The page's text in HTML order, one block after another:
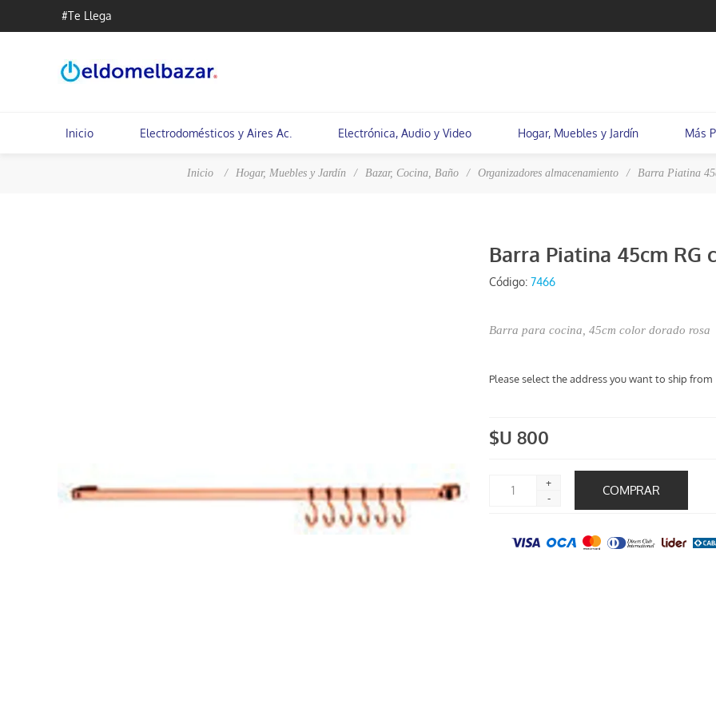
#Te Llega
Inicio Electrodomésticos y Aires Ac. Electrónica, Audio y Video Hogar, Muebles y Jardín Más
Inicio / Hogar, Muebles y Jardín / Bazar, Cocina, Baño / Organizadores almacenamiento / Barra Piatina
Barra Piatina 45cm RG
Código: 7466
Barra para cocina, 45cm color dorado rosa
Please select the address you want to ship from
$U 800
+
-